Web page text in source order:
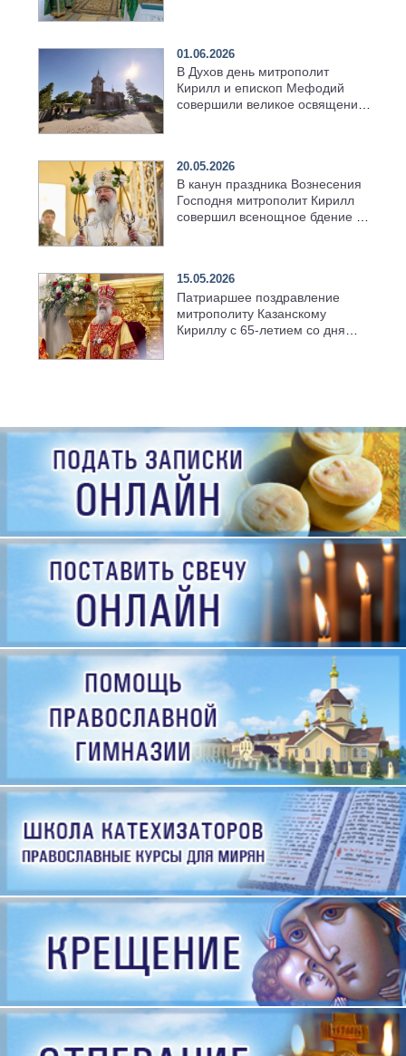
01.06.2026
В Духов день митрополит
Кирилл и епископ Мефодий
совершили великое освящение
20.05.2026
В канун праздника Вознесения
Господня митрополит Кирилл
совершил всенощное бдение в
15.05.2026
Патриаршее поздравление
митрополиту Казанскому
Кириллу с 65-летием со дня